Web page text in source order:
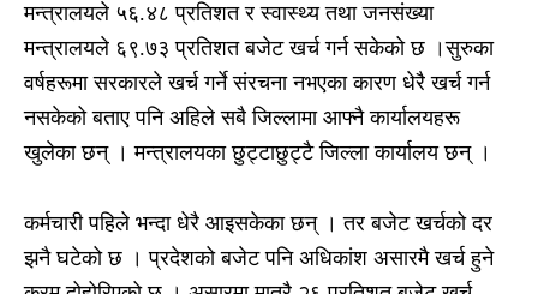
मन्त्रालयले ५६.४८ प्रतिशत र स्वास्थ्य तथा जनसंख्या
मन्त्रालयले ६९.७३ प्रतिशत बजेट खर्च गर्न सकेको छ ।सुरुका
वर्षहरूमा सरकारले खर्च गर्ने संरचना नभएका कारण धेरै खर्च गर्न
नसकेको बताए पनि अहिले सबै जिल्लामा आफ्नै कार्यालयहरू
खुलेका छन् । मन्त्रालयका छुट्टाछुट्टै जिल्ला कार्यालय छन् ।
कर्मचारी पहिले भन्दा धेरै आइसकेका छन् । तर बजेट खर्चको दर
झनै घटेको छ । प्रदेशको बजेट पनि अधिकांश असारमै खर्च हुने